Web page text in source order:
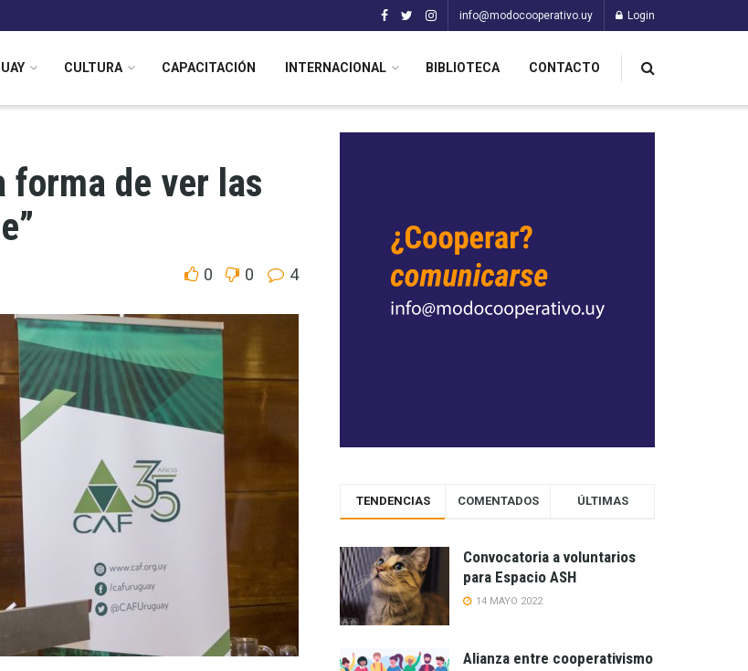
info@modocooperativo.uy Login
CULTURA CAPACITACIÓN INTERNACIONAL BIBLIOTECA CONTACTO
forma de ver las
0 0 4
TENDENCIAS COMENTADOS ÚLTIMAS
Convocatoria a voluntarios
para Espacio ASH
14 MAYO 2022
Alianza entre cooperativismo